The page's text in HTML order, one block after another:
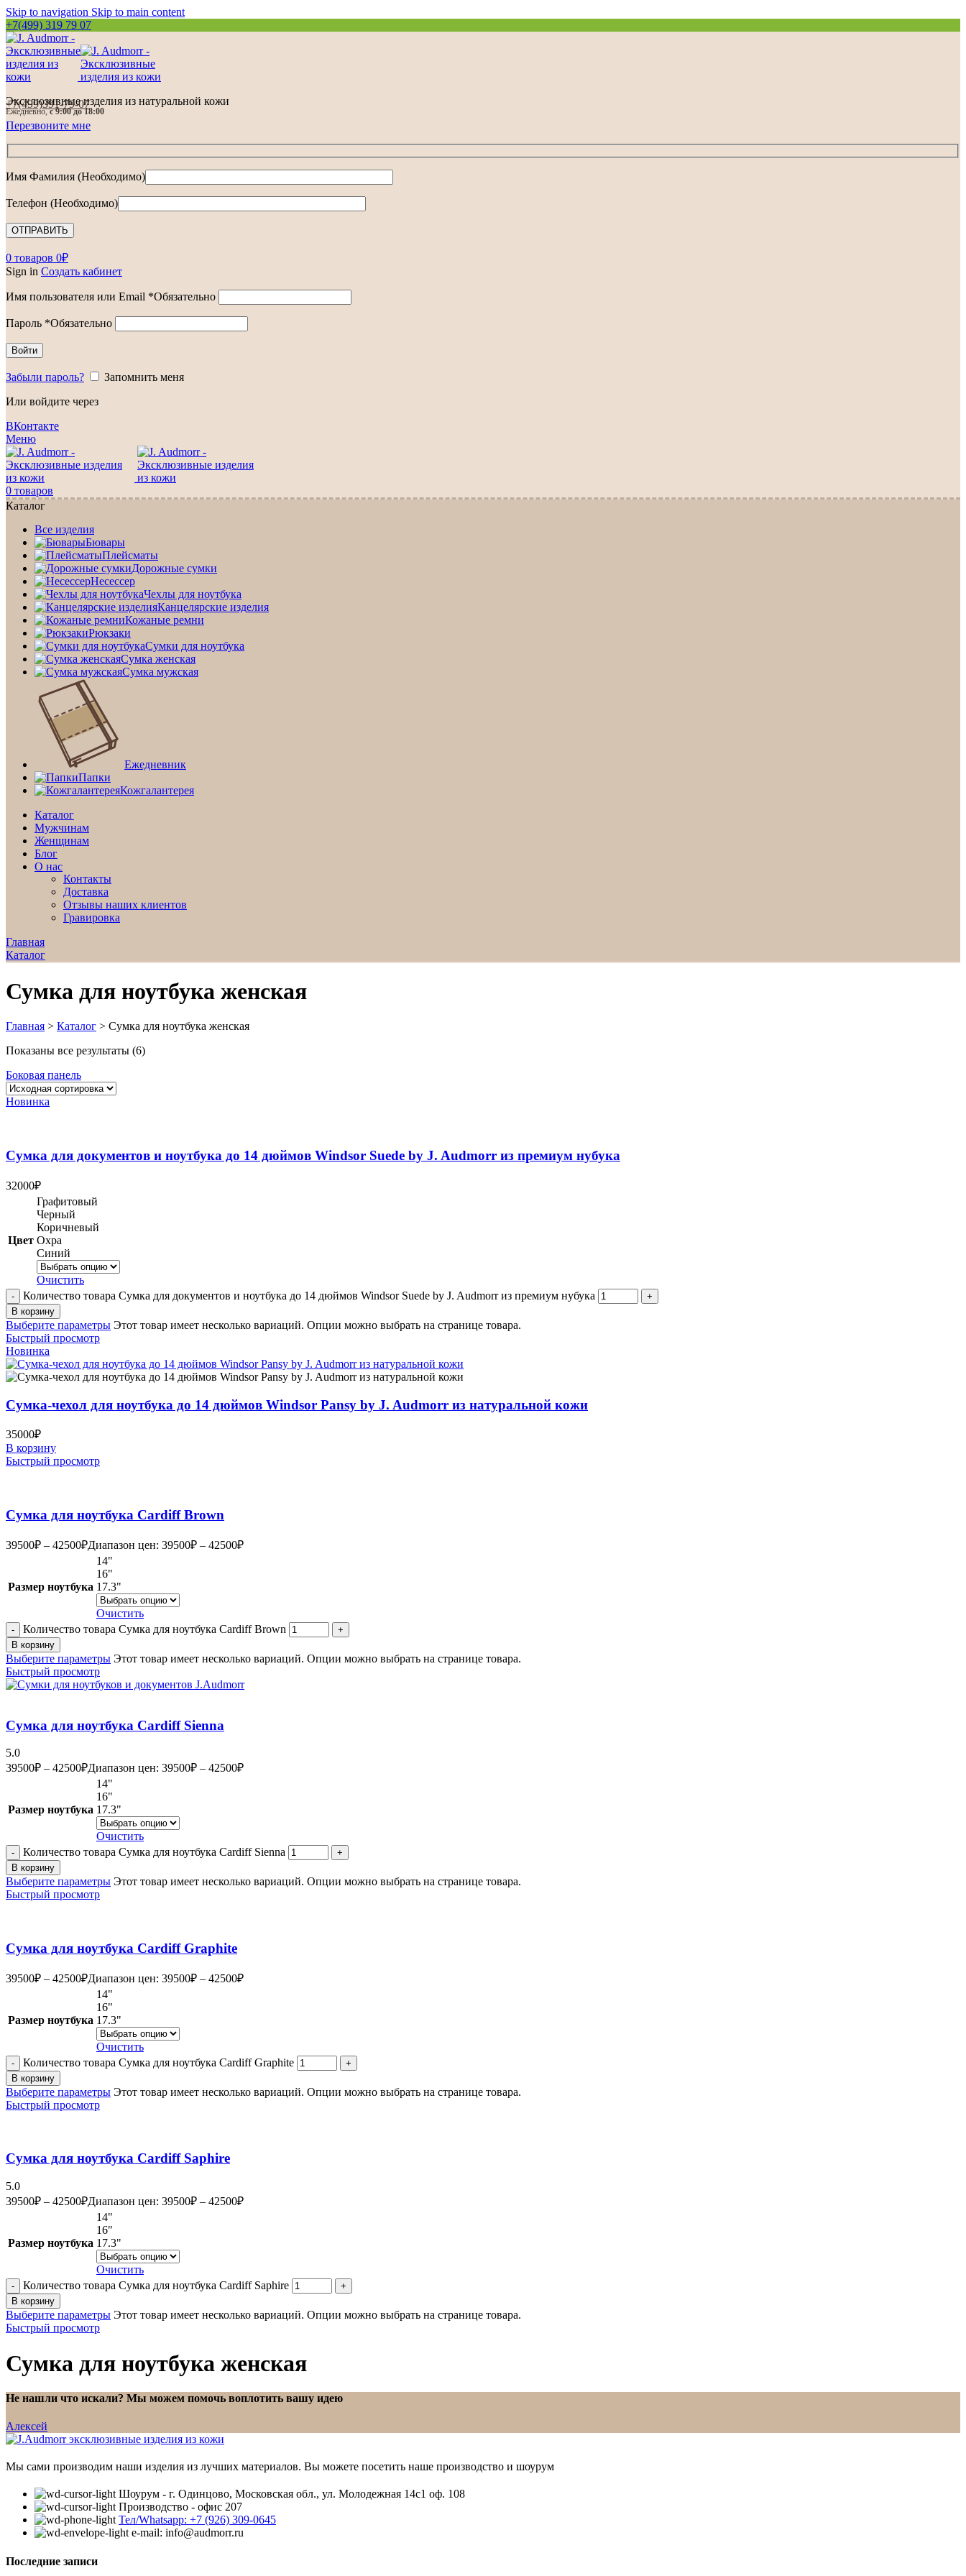
Skip to navigation Skip to main content
+7(499) 319 79 07
Эксклюзивные изделия из натуральной кожи
+7(499)391-79-07
Ежедневно,с 9:00 до 18:00
Перезвоните мне
Имя Фамилия (Необходимо)
Телефон (Необходимо)
0 товаров 0₽
Sign in Создать кабинет
Имя пользователя или Email *Обязательно
Пароль *Обязательно
Войти
Забыли пароль?
Запомнить меня
Или войдите через
ВКонтакте
Меню
0 товаров
Каталог
Все изделия
Бювары
Плейсматы
Дорожные сумки
Несессер
Чехлы для ноутбука
Канцелярские изделия
Кожаные ремни
Рюкзаки
Сумки для ноутбука
Сумка женская
Сумка мужская
Ежедневник
Папки
Кожгалантерея
Каталог
Мужчинам
Женщинам
Блог
О нас
Контакты
Доставка
Отзывы наших клиентов
Гравировка
Главная
Каталог
Сумка для ноутбука женская
Главная > Каталог > Сумка для ноутбука женская
Показаны все результаты (6)
Боковая панель
Новинка
Сумка для документов и ноутбука до 14 дюймов Windsor Suede by J. Audmorr из премиум нубука
32000₽
Цвет
Графитовый
Черный
Коричневый
Охра
Синий
Очистить
Количество товара Сумка для документов и ноутбука до 14 дюймов Windsor Suede by J. Audmorr из премиум нубука
В корзину
Выберите параметры Этот товар имеет несколько вариаций. Опции можно выбрать на странице товара.
Быстрый просмотр
Новинка
Сумка-чехол для ноутбука до 14 дюймов Windsor Pansy by J. Audmorr из натуральной кожи
35000₽
В корзину
Быстрый просмотр
Сумка для ноутбука Cardiff Brown
39500₽ – 42500₽Диапазон цен: 39500₽ – 42500₽
Размер ноутбука
14"
16"
17.3"
Очистить
Количество товара Сумка для ноутбука Cardiff Brown
В корзину
Выберите параметры Этот товар имеет несколько вариаций. Опции можно выбрать на странице товара.
Быстрый просмотр
Сумка для ноутбука Cardiff Sienna
5.0
39500₽ – 42500₽Диапазон цен: 39500₽ – 42500₽
Размер ноутбука
14"
16"
17.3"
Очистить
Количество товара Сумка для ноутбука Cardiff Sienna
В корзину
Выберите параметры Этот товар имеет несколько вариаций. Опции можно выбрать на странице товара.
Быстрый просмотр
Сумка для ноутбука Cardiff Graphite
39500₽ – 42500₽Диапазон цен: 39500₽ – 42500₽
Размер ноутбука
14"
16"
17.3"
Очистить
Количество товара Сумка для ноутбука Cardiff Graphite
В корзину
Выберите параметры Этот товар имеет несколько вариаций. Опции можно выбрать на странице товара.
Быстрый просмотр
Сумка для ноутбука Cardiff Saphire
5.0
39500₽ – 42500₽Диапазон цен: 39500₽ – 42500₽
Размер ноутбука
14"
16"
17.3"
Очистить
Количество товара Сумка для ноутбука Cardiff Saphire
В корзину
Выберите параметры Этот товар имеет несколько вариаций. Опции можно выбрать на странице товара.
Быстрый просмотр
Сумка для ноутбука женская
Не нашли что искали? Мы можем помочь воплотить вашу идею
Алексей
Мы сами производим наши изделия из лучших материалов. Вы можете посетить наше производство и шоурум
Шоурум - г. Одинцово, Московская обл., ул. Молодежная 14с1 оф. 108
Производство - офис 207
Тел/Whatsapp: +7 (926) 309-0645
e-mail: info@audmorr.ru
Последние записи